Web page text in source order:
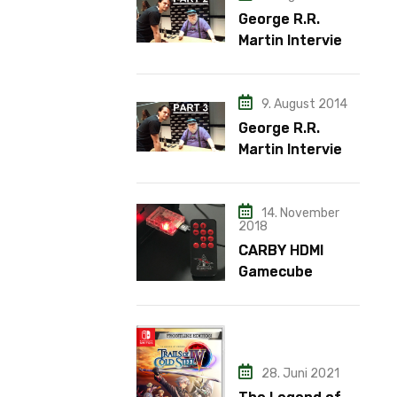
George R.R.
Martin Interview
9. August 2014
George R.R.
Martin Interview
14. November
2018
CARBY HDMI
Gamecube
28. Juni 2021